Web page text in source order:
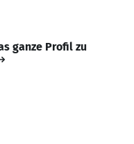
ganze Profil zu